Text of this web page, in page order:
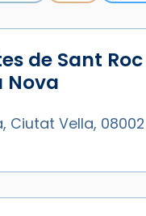
Cargar más...
de Sant
Nova
Ciutat Vella,